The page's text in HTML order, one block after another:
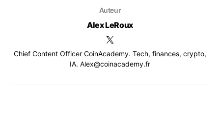
Auteur
Alex LeRoux
Chief Content Officer CoinAcademy. Tech, finances, crypto,
IA. Alex@coinacademy.fr